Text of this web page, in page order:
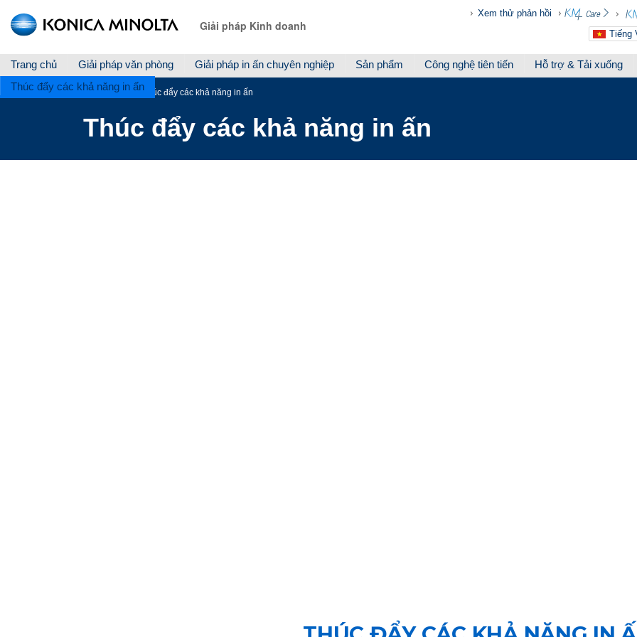
Giải pháp Kinh doanh
Xem thử phản hồi
Tiếng
Trang chủ Giải pháp văn phòng Giải pháp in ấn chuyên nghiệp Sản phẩm Công nghệ tiên tiến
Hỗ trợ & Tải xuống
Thúc đẩy các khả năng in ấn
Trang chủ Thúc đẩy các khả năng in ấn
Thúc đẩy các khả năng in ấn